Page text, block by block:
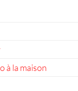
à la maison